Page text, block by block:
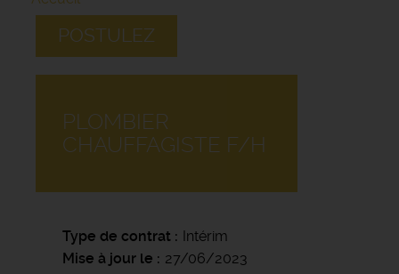
POSTULEZ
PLOMBIER
CHAUFFAGISTE F/H
Type de contrat
Intérim
Mise à jour le
27/06/2023